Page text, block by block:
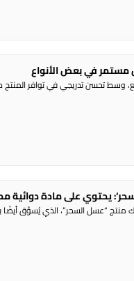
مستمر في بعض الأنواع
وسط تحسن تدريجي في توافر المنتج
يحتوي على مادة دوائية
منتج “عسل السحر”، الذي يُسوَّق أيضًا